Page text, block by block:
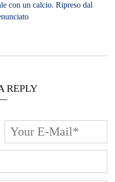
con un calcio. Ripreso dal
REPLY